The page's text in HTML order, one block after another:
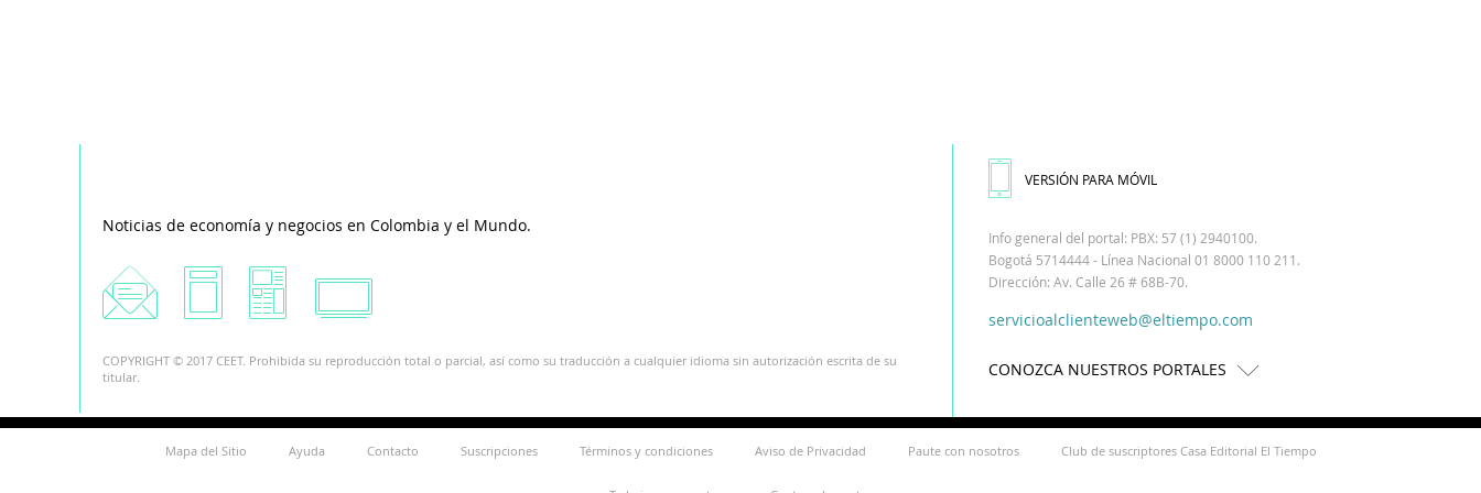
Noticias de economía y negocios en Colombia y el Mundo.
COPYRIGHT © 2017 CEET. Prohibida su reproducción total o parcial, así como su traducción a cualquier idioma sin autorización escrita de su
titular.
VERSIÓN PARA MÓVIL
Info general del portal: PBX: 57 (1) 2940100.
Bogotá 5714444 - Línea Nacional 01 8000 110 211.
Dirección: Av. Calle 26 # 68B-70.
servicioalclienteweb@eltiempo.com
CONOZCA NUESTROS PORTALES
Mapa del Sitio Ayuda Contacto Suscripciones Términos y condiciones Aviso de Privacidad Paute con nosotros Club de suscriptores Casa Editorial El Tiempo